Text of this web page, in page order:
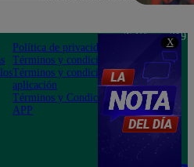
X
Política de privacidad
Términos y condiciones
Términos y condiciones
aplicación
Términos y Condiciones
APP
Teléfono: 219
Av. San
Felipe 968
Jesús María